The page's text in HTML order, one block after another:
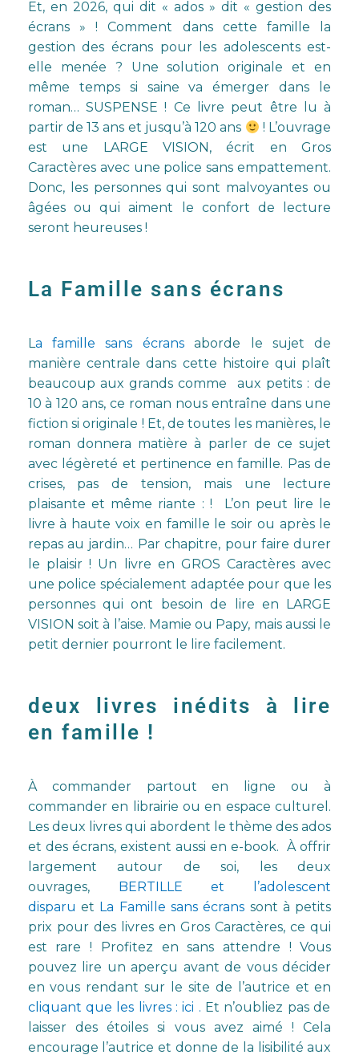
Et, en 2026, qui dit « ados » dit « gestion des
écrans » ! Comment dans cette famille la
gestion des écrans pour les adolescents est-
elle menée ? Une solution originale et en
même temps si saine va émerger dans le
roman… SUSPENSE ! Ce livre peut être lu à
partir de 13 ans et jusqu’à 120 ans
! L’ouvrage
est une LARGE VISION, écrit en Gros
Caractères avec une police sans empattement.
Donc, les personnes qui sont malvoyantes ou
âgées ou qui aiment le confort de lecture
seront heureuses !
La Famille sans écrans
La famille sans écransaborde le sujet de
manière centrale dans cette histoire qui plaît
beaucoup aux grands comme aux petits : de
10 à 120 ans, ce roman nous entraîne dans une
fiction si originale ! Et, de toutes les manières, le
roman donnera matière à parler de ce sujet
avec légèreté et pertinence en famille. Pas de
crises, pas de tension, mais une lecture
plaisante et même riante : ! L’on peut lire le
livre à haute voix en famille le soir ou après le
repas au jardin… Par chapitre, pour faire durer
le plaisir ! Un livre en GROS Caractères avec
une police spécialement adaptée pour que les
personnes qui ont besoin de lire en LARGE
VISION soit à l’aise. Mamie ou Papy, mais aussi le
petit dernier pourront le lire facilement.
deux livres inédits à lire
en famille !
À commander partout en ligne ou à
commander en librairie ou en espace culturel.
Les deux livres qui abordent le thème des ados
et des écrans, existent aussi en e-book. À offrir
largement autour de soi, les deux
ouvrages,
BERTILLE et l’adolescent
disparu et La Famille sans écrans sont à petits
prix pour des livres en Gros Caractères, ce qui
est rare ! Profitez en sans attendre ! Vous
pouvez lire un aperçu avant de vous décider
en vous rendant sur le site de l’autrice et en
cliquant que les livres : ici . Et n’oubliez pas de
laisser des étoiles si vous avez aimé ! Cela
encourage l’autrice et donne de la lisibilité aux